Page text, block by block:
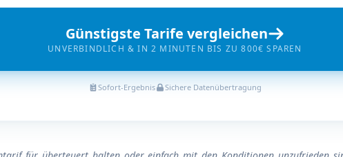
Günstigste Tarife vergleichen
UNVERBINDLICH & IN 2 MINUTEN BIS ZU 800€ SPAREN
Sofort-Ergebnis Sichere Datenübertragung